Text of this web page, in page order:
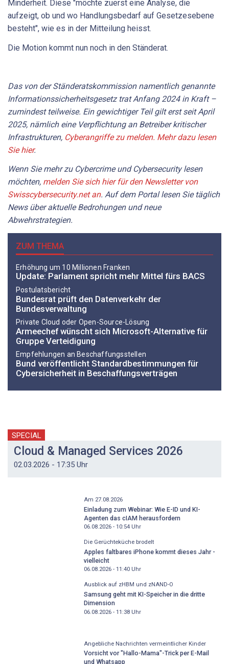
Minderheit. Diese "möchte zuerst eine Analyse, die
aufzeigt, ob und wo Handlungsbedarf auf Gesetzesebene
besteht", wie es in der Mitteilung heisst.
Die Motion kommt nun noch in den Ständerat.
Das von der Ständeratskommission namentlich genannte
Informationssicherheitsgesetz trat Anfang 2024 in Kraft –
zumindest teilweise. Ein gewichtiger Teil gilt erst seit April
2025, nämlich eine Verpflichtung an Betreiber kritischer
Infrastrukturen, Cyberangriffe zu melden. Mehr dazu lesen
Sie hier.
Wenn Sie mehr zu Cybercrime und Cybersecurity lesen
möchten, melden Sie sich hier für den Newsletter von
Swisscybersecurity.net an. Auf dem Portallesen Sie täglich
News über aktuelle Bedrohungen und neue
Abwehrstrategien.
ZUM THEMA
Erhöhung um 10 Millionen Franken
Update: Parlament spricht mehr Mittel fürs BACS
Postulatsbericht
Bundesrat prüft den Datenverkehr der
Bundesverwaltung
Private Cloud oder Open-Source-Lösung
Armeechef wünscht sich Microsoft-Alternative für
Gruppe Verteidigung
Empfehlungen an Beschaffungsstellen
Bund veröffentlicht Standardbestimmungen für
Cybersicherheit in Beschaffungsverträgen
SPECIAL
Cloud & Managed Services 2026
02.03.2026 - 17:35 Uhr
Am 27.08.2026
Einladung zum Webinar: Wie E-ID und KI-
Agenten das cIAM herausfordern
06.08.2026 - 10:54Uhr
Die Gerüchteküche brodelt
Apples faltbares iPhone kommt dieses Jahr -
vielleicht
06.08.2026 - 11:40Uhr
Ausblick auf zHBM und zNAND-O
Samsung geht mit KI-Speicher in die dritte
Dimension
06.08.2026 - 11:38Uhr
Angebliche Nachrichten vermeintlicher Kinder
Vorsicht vor "Hallo-Mama"-Trick per E-Mail
und Whatsapp